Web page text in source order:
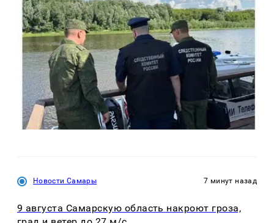
Новости Самары 7 минут назад
9 августа Самарскую область накроют гроза,